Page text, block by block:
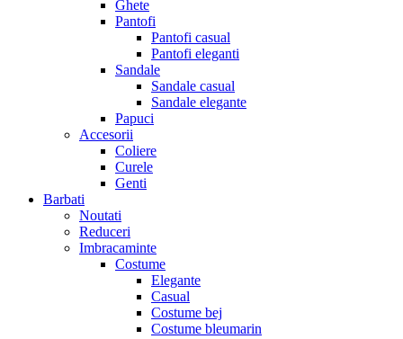
Ghete
Pantofi
Pantofi casual
Pantofi eleganti
Sandale
Sandale casual
Sandale elegante
Papuci
Accesorii
Coliere
Curele
Genti
Barbati
Noutati
Reduceri
Imbracaminte
Costume
Elegante
Casual
Costume bej
Costume bleumarin